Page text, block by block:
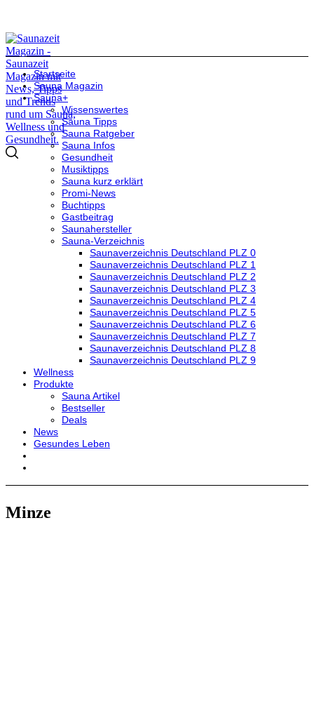
Startseite
Sauna Magazin
Sauna+
Wissenswertes
Sauna Tipps
Sauna Ratgeber
Sauna Infos
Gesundheit
Musiktipps
Sauna kurz erklärt
Promi-News
Buchtipps
Gastbeitrag
Saunahersteller
Sauna-Verzeichnis
Saunaverzeichnis Deutschland PLZ 0
Saunaverzeichnis Deutschland PLZ 1
Saunaverzeichnis Deutschland PLZ 2
Saunaverzeichnis Deutschland PLZ 3
Saunaverzeichnis Deutschland PLZ 4
Saunaverzeichnis Deutschland PLZ 5
Saunaverzeichnis Deutschland PLZ 6
Saunaverzeichnis Deutschland PLZ 7
Saunaverzeichnis Deutschland PLZ 8
Saunaverzeichnis Deutschland PLZ 9
Wellness
Produkte
Sauna Artikel
Bestseller
Deals
News
Gesundes Leben
Minze